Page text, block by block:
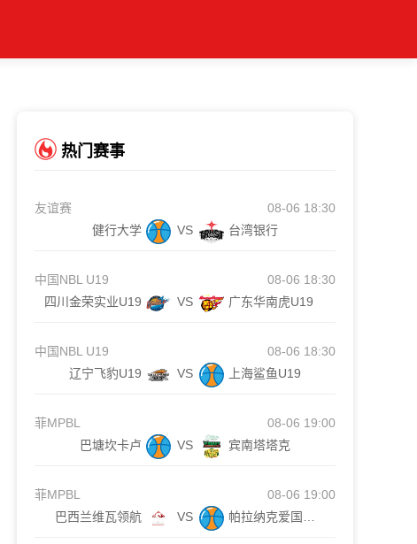
热门赛事
友谊赛
08-06 18:30
健行大学
VS 台湾银行
中国NBL U19
08-06 18:30
四川金荣实业U19
VS 广东华南虎U19
中国NBL U19
08-06 18:30
辽宁飞豹U19
VS 上海鲨鱼U19
菲MPBL
08-06 19:00
巴塘坎卡卢
VS 宾南塔塔克
菲MPBL
08-06 19:00
巴西兰维瓦领航
VS